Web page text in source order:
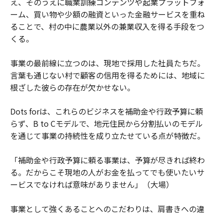
ーム、買い物や少額の融資といった金融サービスを重ね
ることで、村の中に農業以外の兼業収入を得る手段をつ
くる。
事業の最前線に立つのは、現地で採用した社員たちだ。
言葉も通じない村で顧客の信用を得るためには、地域に
根ざした彼らの存在が欠かせない。
Dots forは、これらのビジネスを補助金や行政予算に頼
らず、B to Cモデルで、地元住民から分割払いのモデル
を通じて事業の持続性を成り立たせている点が特徴だ。
「補助金や行政予算に頼る事業は、予算が尽きれば終わ
る。だからこそ現地の人がお金を払ってでも使いたいサ
ービスでなければ意味がありません」（大場）
事業として強くあることへのこだわりは、肩書きへの違